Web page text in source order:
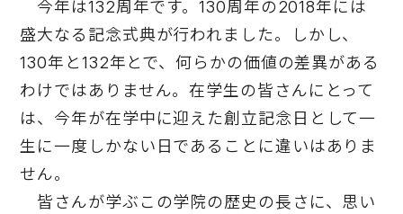
今年は132周年です。130周年の2018年には
盛大なる記念式典が行われました。しかし、
130年と132年とで、何らかの価値の差異がある
わけではありません。在学生の皆さんにとって
は、今年が在学中に迎えた創立記念日として一
生に一度しかない日であることに違いはありま
せん。
皆さんが学ぶこの学院の歴史の長さに、思い